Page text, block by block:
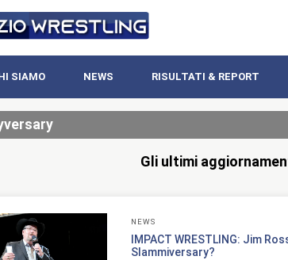
SIAMO NEWS RISULTATI & REPORT
Gli ultimi
NEWS
IMPACT WRESTLING: Jim
Slammiversary?